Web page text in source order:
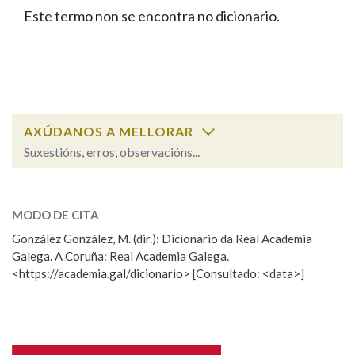
FIGURAS HOMENAXEADAS
PORTAL DAS PALABRAS
Facebook
TwitterYoutubeInstagram
Bluesky
BUSCAR NOS LEMAS
Remata por
BUSCAR NO CONTIDO
Nas definicións
Este termo non se encontra no dicionario.
AXÚDANOS A MELLORAR
Suxestións, erros, observacións...
Observación
Nome
MODO DE CITA
González González, M. (dir.): Dicionario da Real Academia
Galega. A Coruña: Real Academia Galega.
<https://academia.gal/dicionario> [Consultado: <data>]